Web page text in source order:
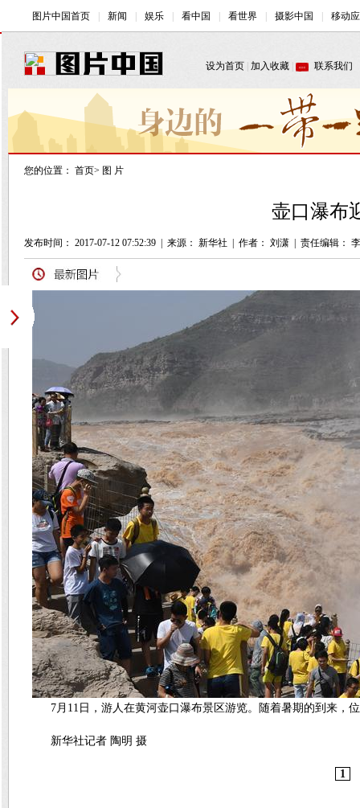
您的位置： 首页> 图 片
壶口瀑布
发布时间： 2017-07-12 07:52:39 来源： 新华社 作者： 刘潇 责任编辑：
7月11日，游人在黄河壶口瀑布景区游览。随着暑期的到来，
新华社记者 陶明 摄
1